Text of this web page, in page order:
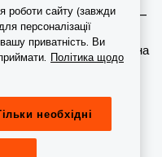
а в деяких випадках –
мережі є
інформація на
сайту (завжди
персоналізації
приватність. Ви
Політика щодо
необхідні